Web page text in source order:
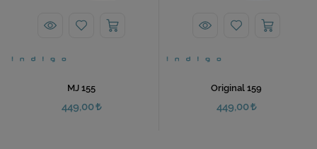
MJ 155
449,00
Original 159
449,00